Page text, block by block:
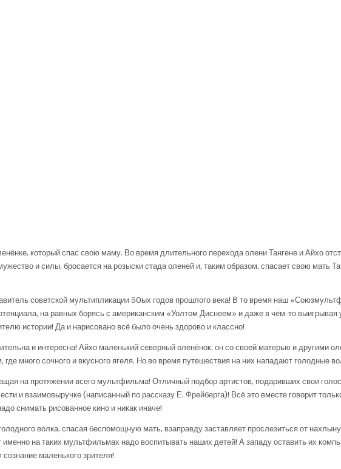
который спас свою маму. Во время длительного перехода олени Тангене и Айхо
и силы, бросается на розыски стада оленей и, таким образом, спасает свою мать
советской мультипликации 50ых годов прошлого века! В то время наш
на равных борясь с американским «Уолтом Диснеем» и даже в чём-то выигрывая
истории! Да и нарисовано всё было очень здорово и классно!
и интересна! Айхо маленький северный оленёнок, он со своей матерью и другими
много сочного и вкусного ягеля. Но во время путешествия на них нападают голодные
на протяжении всего мультфильма! Отличный подбор артистов, подаривших свои
и взаимовыручке (написанный по рассказу Е. Фрейберга)! Всё это вместе говорит
снимать рисованное кино и никак иначе!
волка, спасая беспомощную мать, взаправду заставляет прослезиться от
именно на таких мультфильмах надо воспитывать наших детей! А западу оставить их
маленького зрителя!